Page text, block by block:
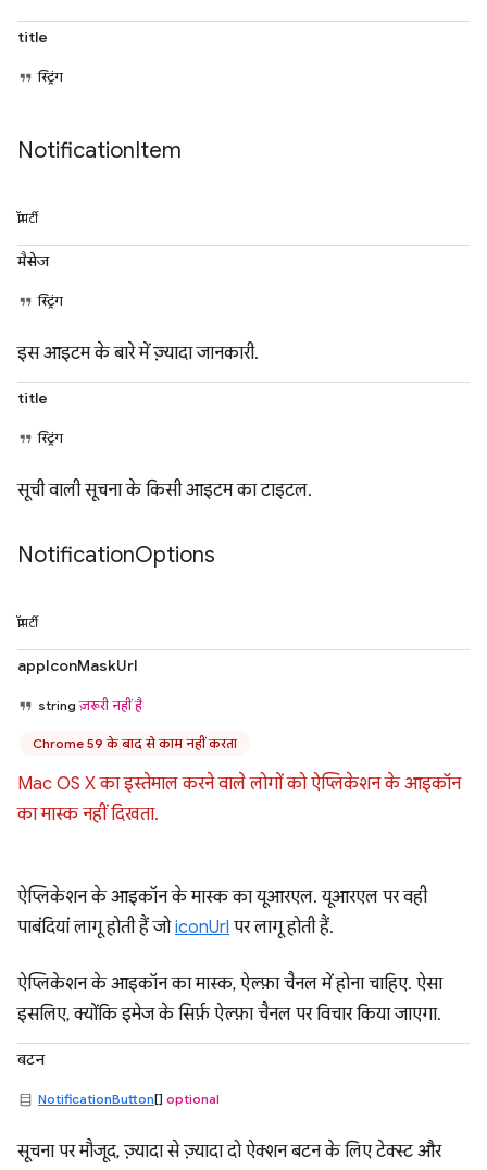
title
स्ट्रिंग
NotificationItem
प्रॉपर्टी
मैसेज
स्ट्रिंग
इस आइटम के बारे में ज़्यादा जानकारी.
title
स्ट्रिंग
सूची वाली सूचना के किसी आइटम का टाइटल.
NotificationOptions
प्रॉपर्टी
appIconMaskUrl
stringज़रूरी नहीं है
Chrome 59 के बाद से काम नहीं करता
Mac OS X का इस्तेमाल करने वाले लोगों को ऐप्लिकेशन के आइकॉन
का मास्क नहीं दिखता.
ऐप्लिकेशन के आइकॉन के मास्क का यूआरएल. यूआरएल पर वही
पाबंदियां लागू होती हैं जोiconUrl पर लागू होती हैं.
ऐप्लिकेशन के आइकॉन का मास्क, ऐल्फ़ा चैनल में होना चाहिए. ऐसा
इसलिए, क्योंकि इमेज के सिर्फ़ ऐल्फ़ा चैनल पर विचार किया जाएगा.
बटन
NotificationButton[] optional
सूचना पर मौजूद, ज़्यादा से ज़्यादा दो ऐक्शन बटन के लिए टेक्स्ट और